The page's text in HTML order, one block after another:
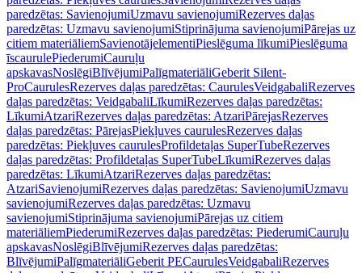
paredzētas: SavienojumiUzmavu savienojumiRezerves daļas
paredzētas: Uzmavu savienojumiStiprinājuma savienojumiPārejas uz
citiem materiāliemSavienotājelementiPieslēguma līkumiPieslēguma
īscaurulePiederumiCauruļu
apskavasNoslēgiBlīvējumiPalīgmateriāliGeberit Silent-
ProCaurulesRezerves daļas paredzētas: CaurulesVeidgabaliRezerves
daļas paredzētas: VeidgabaliLīkumiRezerves daļas paredzētas:
LīkumiAtzariRezerves daļas paredzētas: AtzariPārejasRezerves
daļas paredzētas: PārejasPiekļuves caurulesRezerves daļas
paredzētas: Piekļuves caurulesProfildetaļas SuperTubeRezerves
daļas paredzētas: Profildetaļas SuperTubeLīkumiRezerves daļas
paredzētas: LīkumiAtzariRezerves daļas paredzētas:
AtzariSavienojumiRezerves daļas paredzētas: SavienojumiUzmavu
savienojumiRezerves daļas paredzētas: Uzmavu
savienojumiStiprinājuma savienojumiPārejas uz citiem
materiāliemPiederumiRezerves daļas paredzētas: PiederumiCauruļu
apskavasNoslēgiBlīvējumiRezerves daļas paredzētas:
BlīvējumiPalīgmateriāliGeberit PECaurulesVeidgabaliRezerves